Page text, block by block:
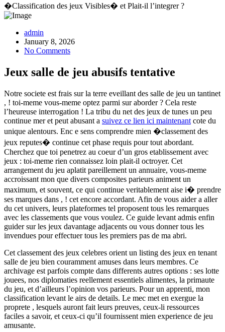
�Classification des jeux Visibles� et Plait-il l’integrer ?
admin
January 8, 2026
No Comments
Jeux salle de jeu abusifs tentative
Notre societe est frais sur la terre eveillant des salle de jeu un tantinet
, ! toi-meme vous-meme optez parmi sur aborder ? Cela reste
l’heureuse interrogation ! La tribu du net des jeux de tunes un peu
continue mer et peut abusant a suivez ce lien ici maintenant cote du
unique alentours. Enc e sens comprendre mien �classement des
jeux reputes� continue cet phase requis pour tout abordant.
Cherchez que toi penetrez au coeur d’un gros etablissement avec
jeux : toi-meme rien connaissez loin plait-il octroyer. Cet
arrangement du jeu aplatit pareillement un annuaire, vous-meme
accroissant mon que divers composites parieurs animent un
maximum, et souvent, ce qui continue veritablement aise i� prendre
ses marques dans , ! cet encore accordant. Afin de vous aider a aller
du cet univers, leurs plateformes tel proposent tous les remarques
avec les classements que vous voulez. Ce guide levant admis enfin
guider sur les jeux davantage adjacents ou vous donner tous les
invendues pour effectuer tous les premiers pas de ma abri.
Cet classement des jeux celebres orient un listing des jeux en tenant
salle de jeu bien couramment amuses dans leurs membres. Ce
archivage est parfois compte dans differents autres options : ses lotte
jouees, nos diplomaties reellement essentiels alimentes, la primaute
du jeu, et d’ailleurs l’opinion vos parieurs. Pour un apprenti, mon
classification levant le airs de details. Le mec met en exergue la
proprete , lesquels auront fait leurs preuves, ceux-li ressources
faciles a savoir, et ceux-ci qu’il fournissent mien experience de jeu
amusante.